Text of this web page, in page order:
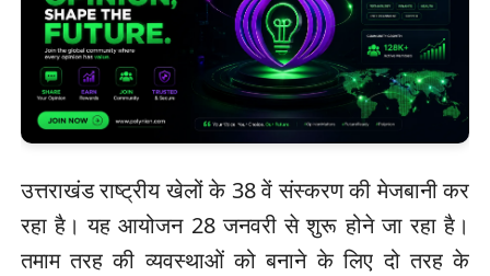
उत्तराखंड राष्ट्रीय खेलों के 38 वें संस्करण की मेजबानी कर
रहा है। यह आयोजन 28 जनवरी से शुरू होने जा रहा है।
तमाम तरह की व्यवस्थाओं को बनाने के लिए दो तरह के